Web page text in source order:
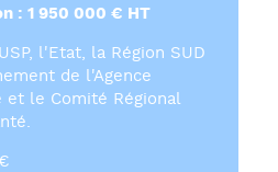
: 1 950 000 € HT
l'Etat, la Région SUD
de l'Agence
et le Comité Régional